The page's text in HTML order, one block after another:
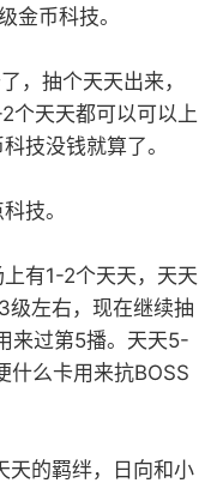
金币科技。
，抽个天天出来，
个天天都可以可以上
技没钱就算了。
技。
有1-2个天天，天天
级左右，现在继续抽
来过第5播。天天5-
什么卡用来抗BOSS
天的羁绊，日向和小